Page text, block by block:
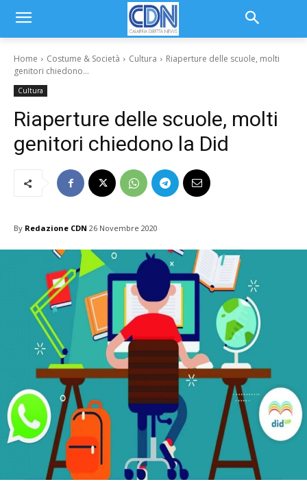
Home Costume & Società Cultura
Riaperture delle scuole, molti
genitori chiedono...
Cultura
Riaperture delle scuole, molti
genitori chiedono la Did
By Redazione CDN 26 Novembre 2020